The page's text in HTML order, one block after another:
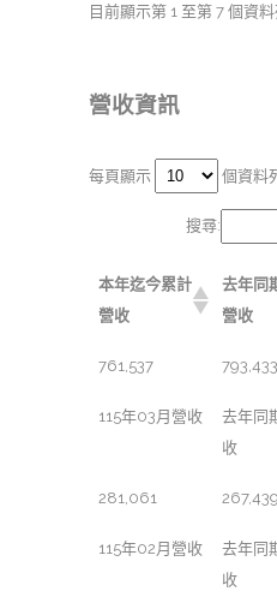
目前顯示第 1 至第 7 個資
營收資訊
每頁顯示 個資料
搜尋:
本年迄今累計
營收
去年同
營收
761,537 793,433
115年03月營收
去年同
收
281,061 267,439
115年02月營收
去年同
收